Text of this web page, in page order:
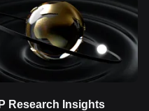
Research Insights